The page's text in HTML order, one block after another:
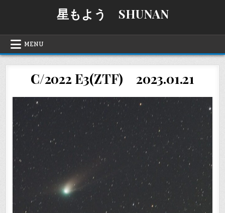
星もよう SHUNAN
MENU
C/2022 E3(ZTF) 2023.01.21